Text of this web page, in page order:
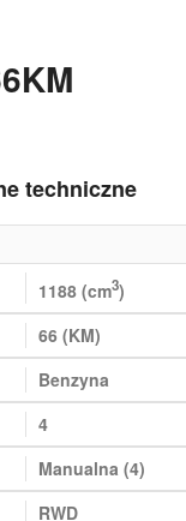
techniczne
1188 (cm3)
66 (KM)
Benzyna
4
Manualna (4)
RWD